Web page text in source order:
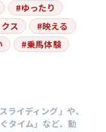
#ゆったり
ス #映える
#乗馬体験
イディング」や、
タイム」など、動